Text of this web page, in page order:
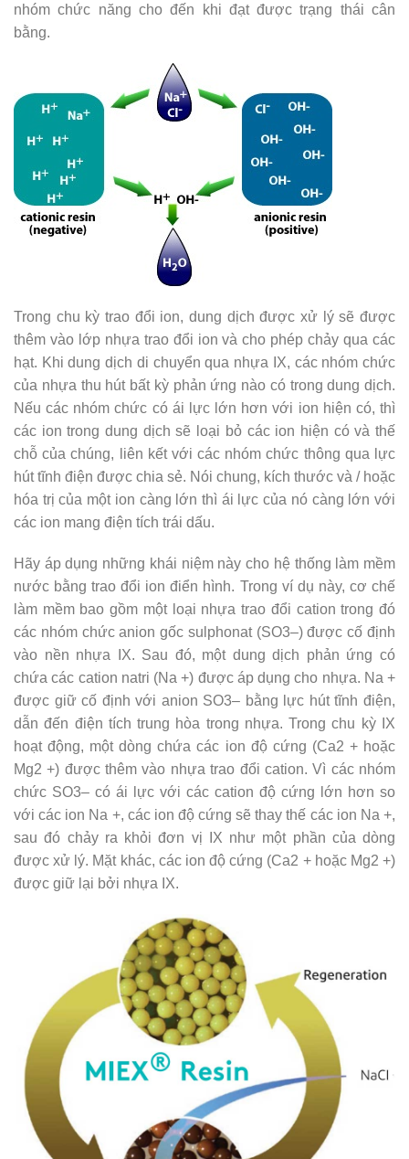
nhóm chức năng cho đến khi đạt được trạng thái cân
bằng.
Trong chu kỳ trao đổi ion, dung dịch được xử lý sẽ được
thêm vào lớp nhựa trao đổi ion và cho phép chảy qua các
hạt. Khi dung dịch di chuyển qua nhựa IX, các nhóm chức
của nhựa thu hút bất kỳ phản ứng nào có trong dung dịch.
Nếu các nhóm chức có ái lực lớn hơn với ion hiện có, thì
các ion trong dung dịch sẽ loại bỏ các ion hiện có và thế
chỗ của chúng, liên kết với các nhóm chức thông qua lực
hút tĩnh điện được chia sẻ. Nói chung, kích thước và / hoặc
hóa trị của một ion càng lớn thì ái lực của nó càng lớn với
các ion mang điện tích trái dấu.
Hãy áp dụng những khái niệm này cho hệ thống làm mềm
nước bằng trao đổi ion điển hình. Trong ví dụ này, cơ chế
làm mềm bao gồm một loại nhựa trao đổi cation trong đó
các nhóm chức anion gốc sulphonat (SO3–) được cố định
vào nền nhựa IX. Sau đó, một dung dịch phản ứng có
chứa các cation natri (Na +) được áp dụng cho nhựa. Na +
được giữ cố định với anion SO3– bằng lực hút tĩnh điện,
dẫn đến điện tích trung hòa trong nhựa. Trong chu kỳ IX
hoạt động, một dòng chứa các ion độ cứng (Ca2 + hoặc
Mg2 +) được thêm vào nhựa trao đổi cation. Vì các nhóm
chức SO3– có ái lực với các cation độ cứng lớn hơn so
với các ion Na +, các ion độ cứng sẽ thay thế các ion Na +,
sau đó chảy ra khỏi đơn vị IX như một phần của dòng
được xử lý. Mặt khác, các ion độ cứng (Ca2 + hoặc Mg2 +)
được giữ lại bởi nhựa IX.